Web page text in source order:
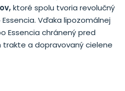
ktoré spolu tvoria revolučný
Vďaka lipozomálnej
Essencia chránený pred
a dopravovaný cielene